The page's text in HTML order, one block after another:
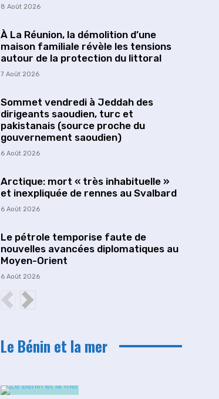
8 Août 2026
À La Réunion, la démolition d’une
maison familiale révèle les tensions
autour de la protection du littoral
7 Août 2026
Sommet vendredi à Jeddah des
dirigeants saoudien, turc et
pakistanais (source proche du
gouvernement saoudien)
6 Août 2026
Arctique: mort « très inhabituelle »
et inexpliquée de rennes au Svalbard
6 Août 2026
Le pétrole temporise faute de
nouvelles avancées diplomatiques au
Moyen-Orient
6 Août 2026
Le Bénin et la mer